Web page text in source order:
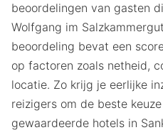
beoordelingen van gasten
Wolfgang im
beoordeling bevat een
op factoren zoals netheid,
locatie. Zo krijg je eerlijke
reizigers om de beste
gewaardeerde hotels in